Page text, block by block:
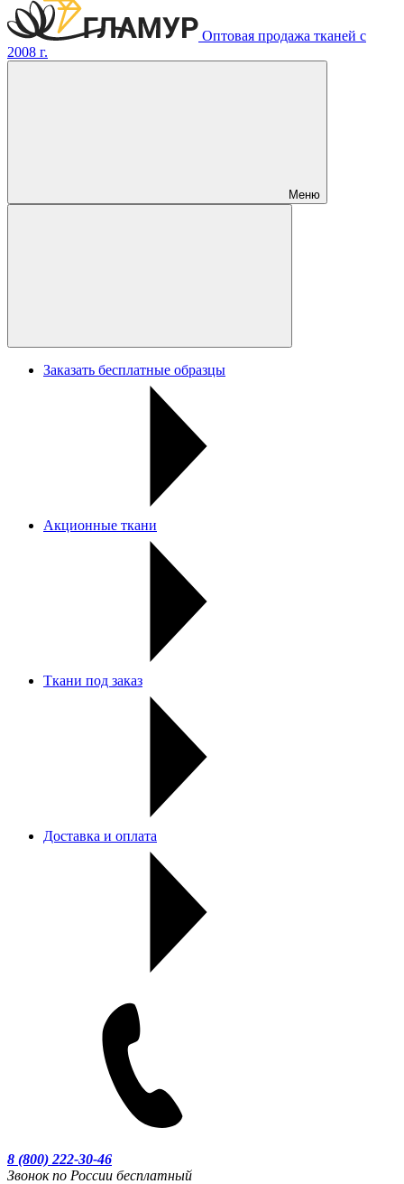
Оптовая продажа тканей с
2008 г.
Меню
Заказать бесплатные образцы
Акционные ткани
Ткани под заказ
Доставка и оплата
8 (800) 222-30-46
Звонок по России бесплатный